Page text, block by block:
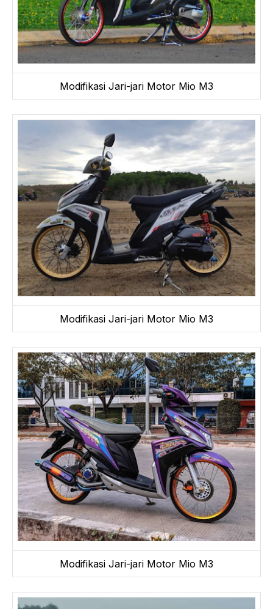
Modifikasi Jari-jari Motor Mio M3
Modifikasi Jari-jari Motor Mio M3
Modifikasi Jari-jari Motor Mio M3